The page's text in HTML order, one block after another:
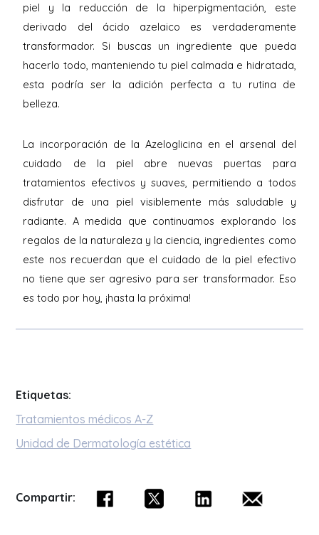
piel y la reducción de la hiperpigmentación, este
derivado del ácido azelaico es verdaderamente
transformador. Si buscas un ingrediente que pueda
hacerlo todo, manteniendo tu piel calmada e hidratada,
esta podría ser la adición perfecta a tu rutina de
belleza.
La incorporación de la Azeloglicina en el arsenal del
cuidado de la piel abre nuevas puertas para
tratamientos efectivos y suaves, permitiendo a todos
disfrutar de una piel visiblemente más saludable y
radiante. A medida que continuamos explorando los
regalos de la naturaleza y la ciencia, ingredientes como
este nos recuerdan que el cuidado de la piel efectivo
no tiene que ser agresivo para ser transformador. Eso
es todo por hoy, ¡hasta la próxima!
Etiquetas:
Tratamientos médicos A-Z
Unidad de Dermatología estética
Compartir: